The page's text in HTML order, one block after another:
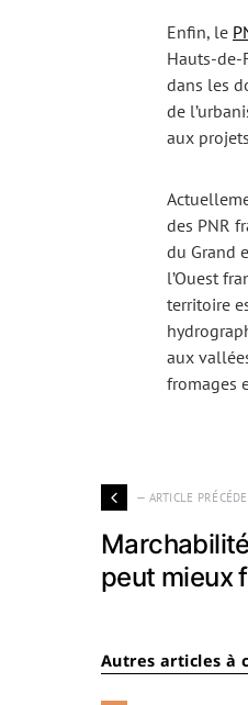
Enfin, le
Hauts-de-
dans les
de
aux
des PNR
du Grand
l’Ouest
territoire
aux
fromages
— ARTICLE
peut mieux
Autres articles à